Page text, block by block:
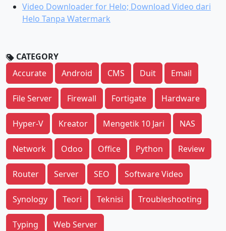
Video Downloader for Helo; Download Video dari
Helo Tanpa Watermark
CATEGORY
Accurate
Android CMS Duit Email
File Server Firewall Fortigate Hardware
Hyper-V Kreator Mengetik 10 Jari NAS
Network Odoo Office Python Review
Router Server SEO Software Video
Synology Teori Teknisi Troubleshooting
Typing Web Server